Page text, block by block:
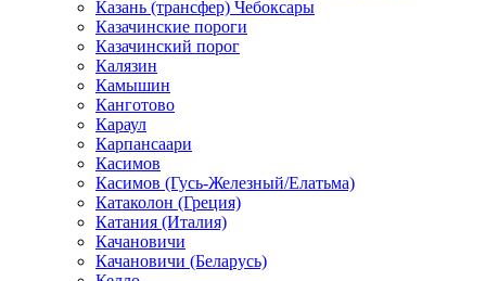
Казань (трансфер) Чебоксары
Казачинские пороги
Казачинский порог
Калязин
Камышин
Канготово
Караул
Карпансаари
Касимов
Касимов (Гусь-Железный/Елатьма)
Катаколон (Греция)
Катания (Италия)
Качановичи
Качановичи (Беларусь)